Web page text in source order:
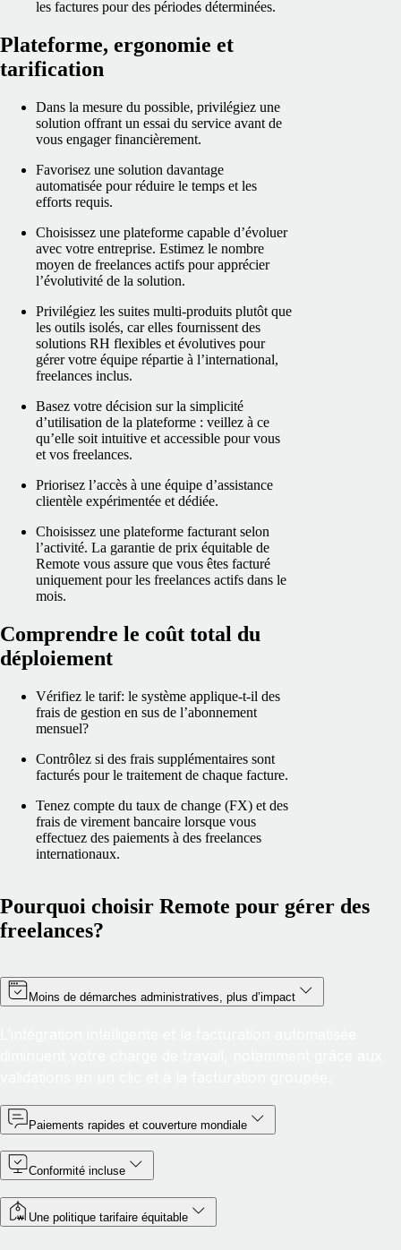
les factures pour des périodes déterminées.
Plateforme, ergonomie et
tarification
Dans la mesure du possible, privilégiez une
solution offrant un essai du service avant de
vous engager financièrement.
Favorisez une solution davantage
automatisée pour réduire le temps et les
efforts requis.
Choisissez une plateforme capable d’évoluer
avec votre entreprise. Estimez le nombre
moyen de freelances actifs pour apprécier
l’évolutivité de la solution.
Privilégiez les suites multi‑produits plutôt que
les outils isolés, car elles fournissent des
solutions RH flexibles et évolutives pour
gérer votre équipe répartie à l’international,
freelances inclus.
Basez votre décision sur la simplicité
d’utilisation de la plateforme : veillez à ce
qu’elle soit intuitive et accessible pour vous
et vos freelances.
Priorisez l’accès à une équipe d’assistance
clientèle expérimentée et dédiée.
Choisissez une plateforme facturant selon
l’activité. La garantie de prix équitable de
Remote vous assure que vous êtes facturé
uniquement pour les freelances actifs dans le
mois.
Comprendre le coût total du
déploiement
Vérifiez le tarif: le système applique‑t‑il des
frais de gestion en sus de l’abonnement
mensuel?
Contrôlez si des frais supplémentaires sont
facturés pour le traitement de chaque facture.
Tenez compte du taux de change (FX) et des
frais de virement bancaire lorsque vous
effectuez des paiements à des freelances
internationaux.
Pourquoi choisir Remote pour gérer des
freelances?
Moins de démarches administratives, plus d’impact
Paiements rapides et couverture mondiale
Conformité incluse
Une politique tarifaire équitable